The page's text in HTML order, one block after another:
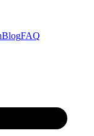
BlogFAQ